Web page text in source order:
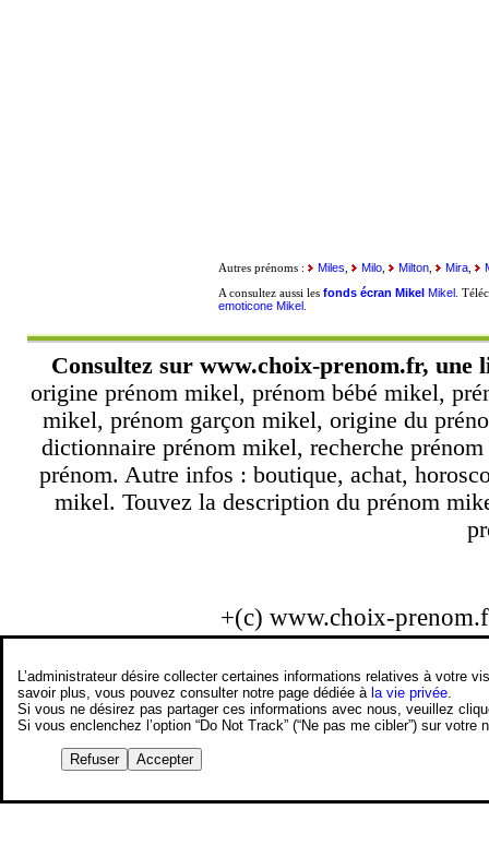
Autres prénoms : Miles Milo, Milton, Mira,
A consultez aussi les fonds écran MikelMikel .
emoticone Mikel
Consultez sur www.choix-prenom.fr, une
origine prénom mikel, prénom bébé mikel,
mikel, prénom garçon mikel, origine du
dictionnaire prénom mikel, recherche
prénom. Autre infos : boutique, achat,
mikel. Touvez la description du prénom
+(c) www.choix-
L’administrateur désire collecter certaines informations relatives à votre
savoir plus, vous pouvez consulter notre page dédiée àla vie privée
Si vous ne désirez pas partager ces informations avec nous, veuillez
Si vous enclenchez l’option “Do Not Track” (“Ne pas me cibler”) sur
Refuser Accepter